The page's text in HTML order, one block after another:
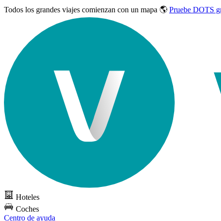
Todos los grandes viajes comienzan con un mapa 🌎 Pruebe DOTS
Hoteles
Coches
Centro de ayuda